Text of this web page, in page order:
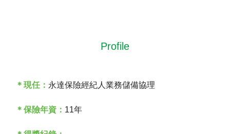
Profile
＊現任： 永達保險經紀人業務儲備協理
＊保險年資： 11年